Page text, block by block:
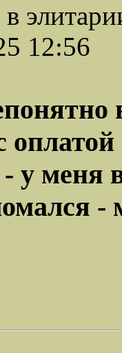
12:56
у меня